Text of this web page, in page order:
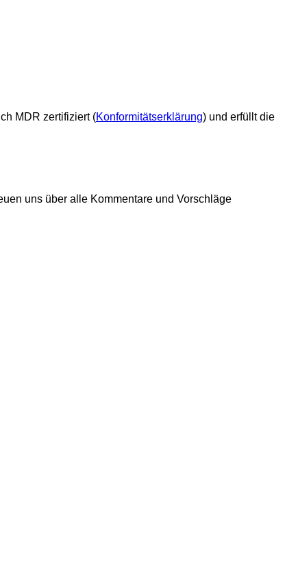
MDR zertifiziert (Konformitätserklärung) und erfüllt die
uns über alle Kommentare und Vorschläge